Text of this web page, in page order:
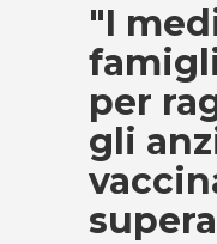
"I
per
gli